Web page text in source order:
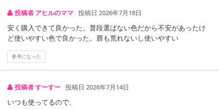
投稿者 アヒルのママ 投稿日 2026年7月18日
安く購入できて良かった。普段選ばない色だから不安があったけ
ど使いやすい色で良かった。唇も荒れないし使いやすい
参考になった
投稿者 すーすー 投稿日 2026年7月14日
いつも使ってるので、